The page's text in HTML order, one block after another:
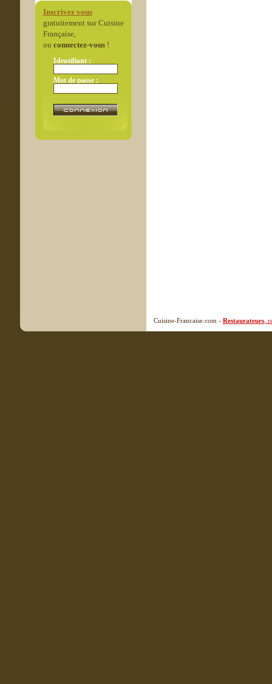
Inscrivez vous
gratuitement sur Cuisine
Française,
ou connectez-vous!
Identifiant :
Mot de passe :
Cuisine-Francaise.com - Restaurateurs ,